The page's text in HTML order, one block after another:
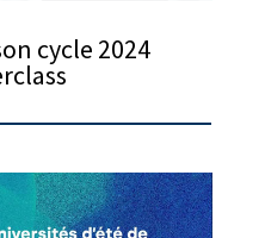
cycle 2024